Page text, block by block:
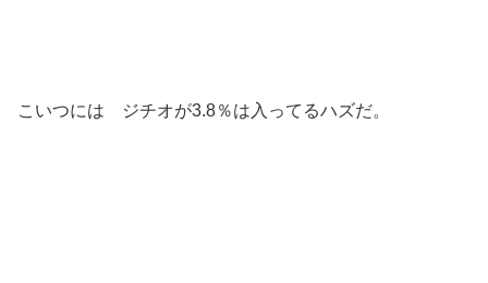
こいつには ジチオが3.8％は入ってるハズだ。